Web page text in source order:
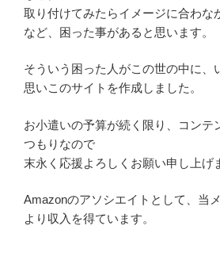
取り付けてみたらイメージに合わな
など、困った事があると思います。
そういう困った人がこの世の中に、
思いこのサイトを作成しました。
お小遣いの予算が続く限り、コンテ
つもりなので
末永く応援よろしくお願い申し上げ
Amazonのアソシエイトとして、当
より収入を得ています。